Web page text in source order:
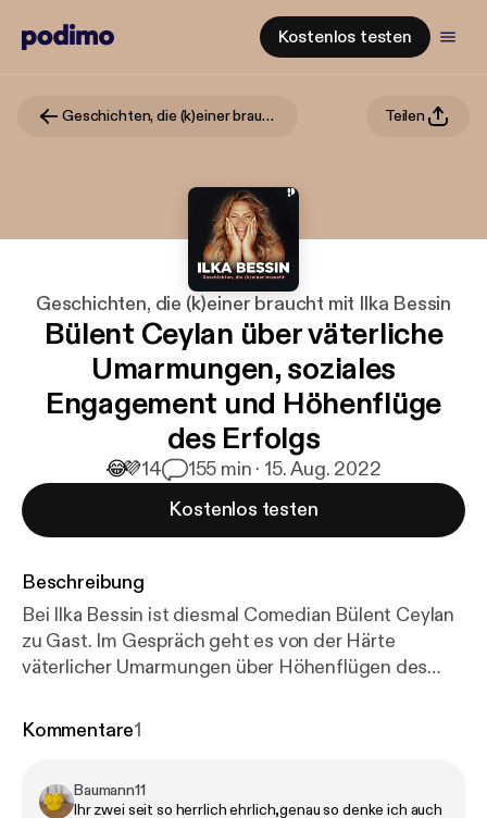
Kostenlos testen
Geschichten, die (k)einer braucht mit Ilka Bessin Teilen
Geschichten, die (k)einer braucht mit Ilka Bessin
Bülent Ceylan über väterliche
Umarmungen, soziales
Engagement und Höhenflüge
des Erfolgs
😂💜14 155 min · 15. Aug. 2022
Kostenlos testen
Beschreibung
Bei Ilka Bessin ist diesmal Comedian Bülent Ceylan
zu Gast. Im Gespräch geht es von der Härte
väterlicher Umarmungen über Höhenflügen des
sich wirklich auf Gasflaschen und worüber machen
sind, auch wenn sie mit harten Bandagen und den
Kommentare1
Baumann11
Ihr zwei seit so herrlich ehrlich,genau so denke ich auch